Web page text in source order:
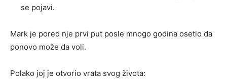
se pojavi.
Mark je pored nje prvi put posle mnogo godina osetio da
ponovo može da voli.
Polako joj je otvorio vrata svog života: